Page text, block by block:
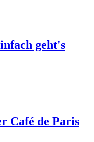
geht's
Café de Paris